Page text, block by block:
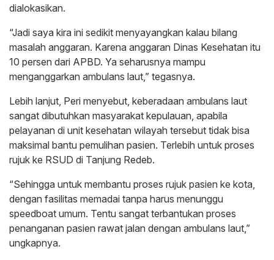
dialokasikan.
“Jadi saya kira ini sedikit menyayangkan kalau bilang
masalah anggaran. Karena anggaran Dinas Kesehatan itu
10 persen dari APBD. Ya seharusnya mampu
menganggarkan ambulans laut,” tegasnya.
Lebih lanjut, Peri menyebut, keberadaan ambulans laut
sangat dibutuhkan masyarakat kepulauan, apabila
pelayanan di unit kesehatan wilayah tersebut tidak bisa
maksimal bantu pemulihan pasien. Terlebih untuk proses
rujuk ke RSUD di Tanjung Redeb.
“Sehingga untuk membantu proses rujuk pasien ke kota,
dengan fasilitas memadai tanpa harus menunggu
speedboat umum. Tentu sangat terbantukan proses
penanganan pasien rawat jalan dengan ambulans laut,”
ungkapnya.